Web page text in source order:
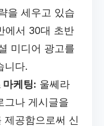
을 세우고 있습
에서 30대 초반
미디어 광고를
니다.
마케팅: 울쎄라
그나 게시글을
제공함으로써 신